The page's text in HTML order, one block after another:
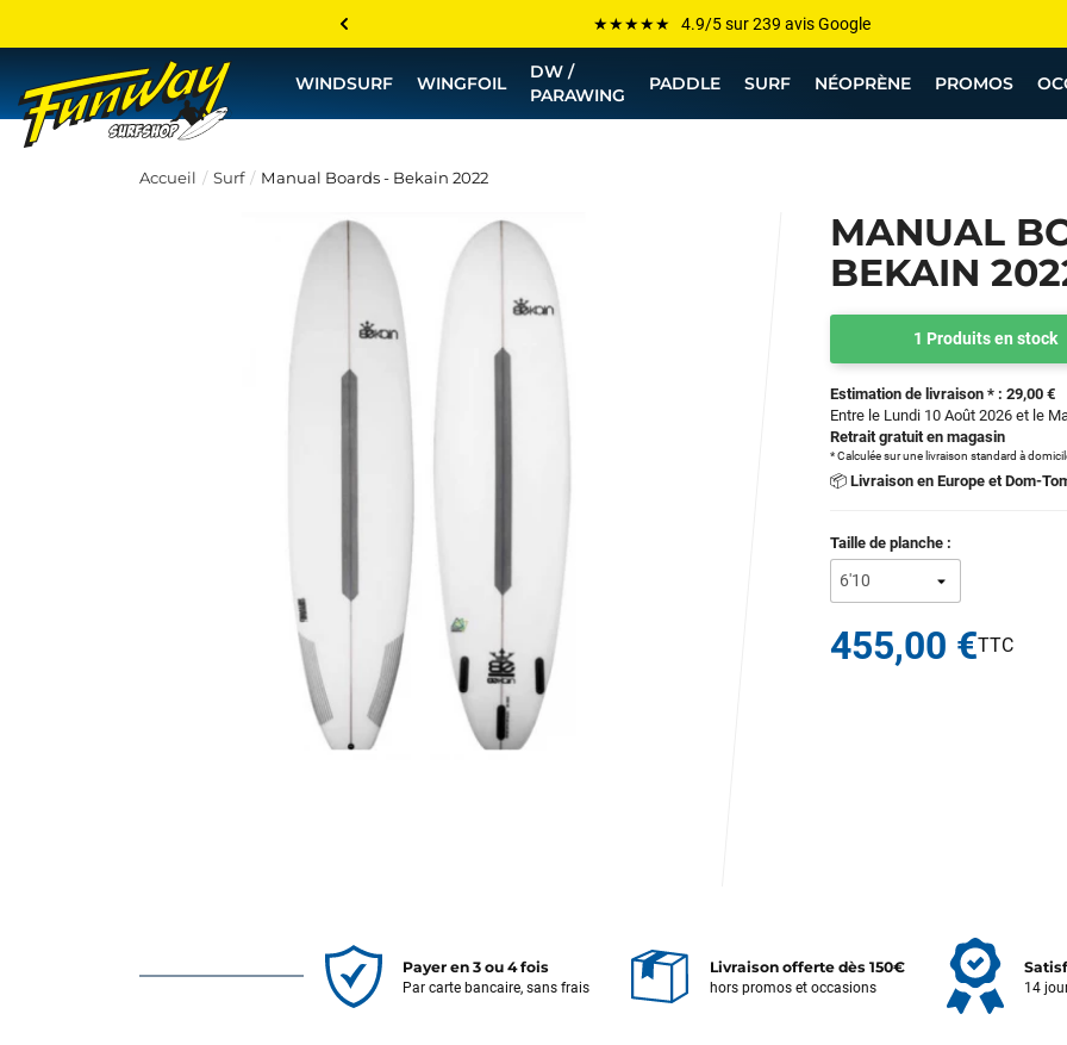
Les plus grandes marques sont chez Funway
Jusqu’à -75% de remise sur le windsurf, wingfoil, etc...
💰 Meilleur prix garanti — Moins cher ailleurs ? On s’aligne !
WINDSURF WINGFOIL
DW /
PARAWING
PADDLE SURF NÉOPRÈNE PROMOS
Accueil Surf Manual Boards - Bekain 2022
MANUAL
BEKAIN
1 Produits en stock
Estimation de livraison * : 29,00 €
Entre le Lundi 10 Août 2026 et le
Retrait gratuit en magasin
* Calculée sur une livraison standard à
📦 Livraison en Europe et Dom-
Taille de planche :
455,00 €
Payer en 3 ou 4 fois
Par carte bancaire, sans frais
Livraison offerte dès 150€
hors promos et occasions 14